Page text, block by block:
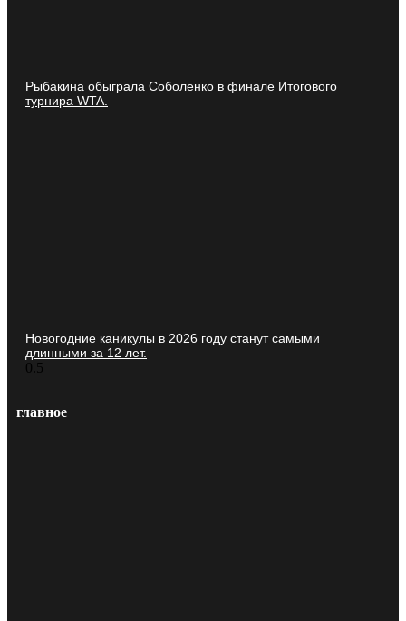
Рыбакина обыграла Соболенко в финале Итогового
турнира WTA.
Новогодние каникулы в 2026 году станут самыми
длинными за 12 лет.
главное